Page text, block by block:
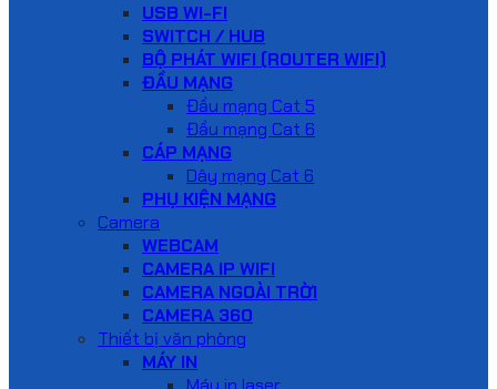
USB WI-FI
SWITCH / HUB
BỘ PHÁT WIFI (ROUTER WIFI)
ĐẦU MẠNG
Đầu mạng Cat 5
Đầu mạng Cat 6
CÁP MẠNG
Dây mạng Cat 6
PHỤ KIỆN MẠNG
Camera
WEBCAM
CAMERA IP WIFI
CAMERA NGOÀI TRỜI
CAMERA 360
Thiết bị văn phòng
MÁY IN